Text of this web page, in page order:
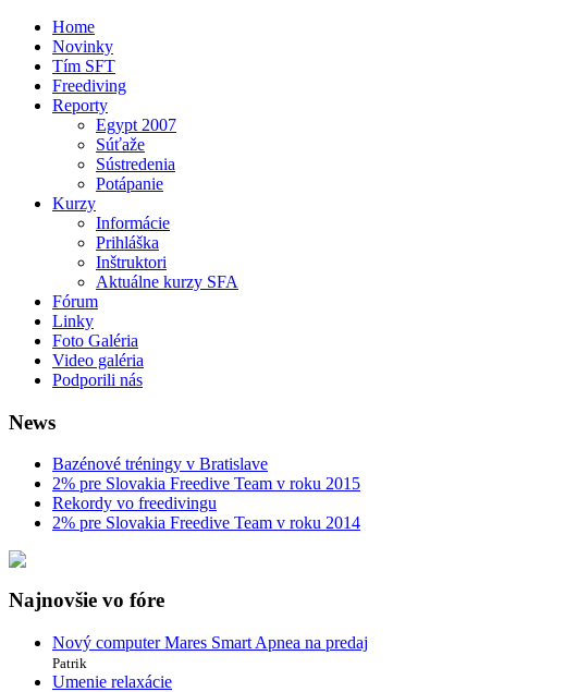
Home
Novinky
Tím SFT
Freediving
Reporty
Egypt 2007
Súťaže
Sústredenia
Potápanie
Kurzy
Informácie
Prihláška
Inštruktori
Aktuálne kurzy SFA
Fórum
Linky
Foto Galéria
Video galéria
Podporili nás
News
Bazénové tréningy v Bratislave
2% pre Slovakia Freedive Team v roku 2015
Rekordy vo freedivingu
2% pre Slovakia Freedive Team v roku 2014
Najnovšie vo fóre
Nový computer Mares Smart Apnea na predaj
Patrik
Umenie relaxácie